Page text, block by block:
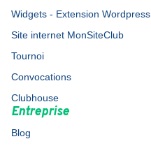
Widgets - Extension Wordpress
Site internet MonSiteClub
Tournoi
Convocations
Clubhouse
Entreprise
Blog